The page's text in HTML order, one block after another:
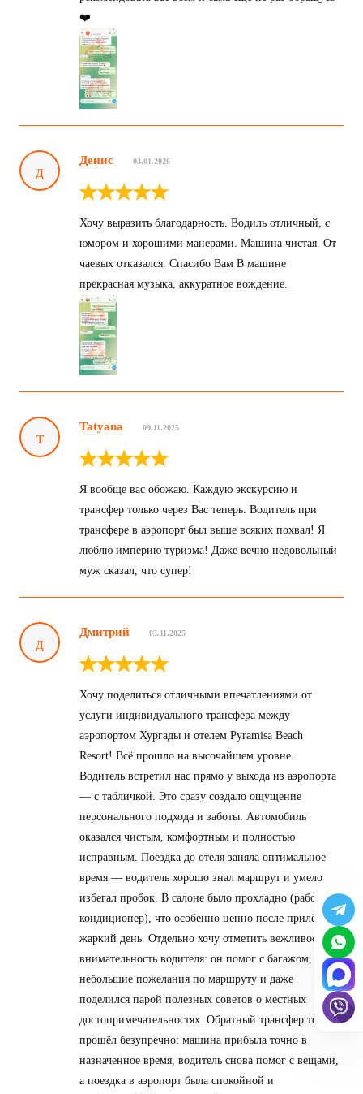
❤️
Д
Денис 03.01.2026
Хочу выразить благодарность. Водиль отличный, с
юмором и хорошими манерами. Машина чистая. От
чаевых отказался. Спасибо Вам В машине
прекрасная музыка, аккуратное вождение.
T
Tatyana 09.11.2025
Я вообще вас обожаю. Каждую экскурсию и
трансфер только через Вас теперь. Водитель при
трансфере в аэропорт был выше всяких похвал! Я
люблю империю туризма! Даже вечно недовольный
муж сказал, что супер!
Д
Дмитрий 03.11.2025
Хочу поделиться отличными впечатлениями от
услуги индивидуального трансфера между
аэропортом Хургады и отелем Pyramisa Beach
Resort! Всё прошло на высочайшем уровне.
Водитель встретил нас прямо у выхода из аэропорта
— с табличкой. Это сразу создало ощущение
персонального подхода и заботы. Автомобиль
оказался чистым, комфортным и полностью
исправным. Поездка до отеля заняла оптимальное
время — водитель хорошо знал маршрут и умело
избегал пробок. В салоне было прохладно (работал
кондиционер), что особенно ценно после прилёта в
жаркий день. Отдельно хочу отметить вежливость и
внимательность водителя: он помог с багажом, учёл
небольшие пожелания по маршруту и даже
поделился парой полезных советов о местных
достопримечательностях. Обратный трансфер тоже
прошёл безупречно: машина прибыла точно в
назначенное время, водитель снова помог с вещами,
а поездка в аэропорт была спокойной и